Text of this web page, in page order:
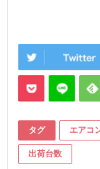
タグ エアコ
出荷台数